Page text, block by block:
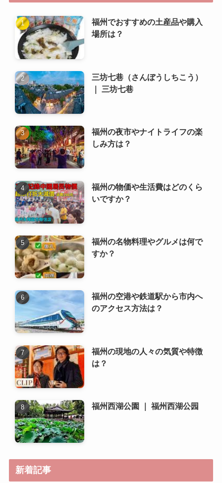
福州でおすすめの土産品や購入
場所は？
三坊七巷（さんぼうしちこう）
｜ 三坊七巷
福州の夜市やナイトライフの楽
しみ方は？
福州の物価や生活費はどのくら
いですか？
福州の名物料理やグルメは何で
すか？
福州の空港や鉄道駅から市内へ
のアクセス方法は？
福州の現地の人々の気質や特徴
は？
福州西湖公園 ｜ 福州西湖公园
新着記事